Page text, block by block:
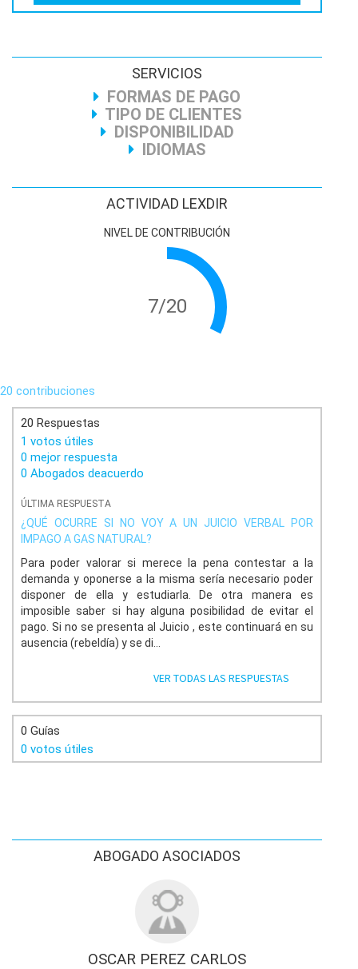
SERVICIOS
FORMAS DE PAGO
TIPO DE CLIENTES
DISPONIBILIDAD
IDIOMAS
ACTIVIDAD LEXDIR
NIVEL DE CONTRIBUCIÓN
7/20
20 contribuciones
20 Respuestas
1 votos útiles
0 mejor respuesta
0 Abogados deacuerdo
ÚLTIMA RESPUESTA
¿QUÉ OCURRE SI NO VOY A UN JUICIO VERBAL POR
IMPAGO A GAS NATURAL?
Para poder valorar si merece la pena contestar a la
demanda y oponerse a la misma sería necesario poder
disponer de ella y estudiarla. De otra manera es
imposible saber si hay alguna posibilidad de evitar el
pago. Si no se presenta al Juicio , este continuará en su
ausencia (rebeldía) y se di...
VER TODAS LAS RESPUESTAS
0 Guías
0 votos útiles
ABOGADO ASOCIADOS
OSCAR PEREZ CARLOS